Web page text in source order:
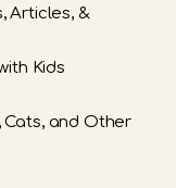
Articles, &
Kids
Cats, and Other